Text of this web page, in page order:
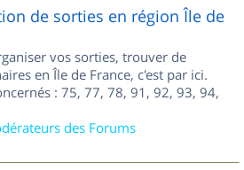
de sorties en région Île de
vos sorties, trouver de
en Île de France, c'est par ici.
: 75, 77, 78, 91, 92, 93, 94,
des Forums